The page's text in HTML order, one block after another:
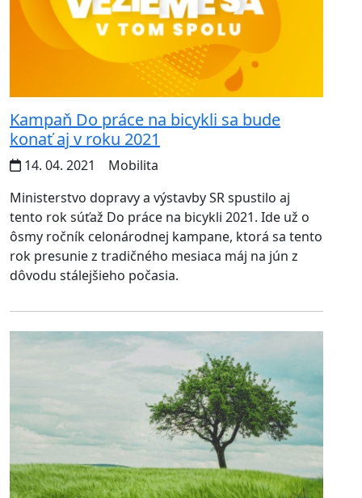
Kampaň Do práce na bicykli sa bude
konať aj v roku 2021
14. 04. 2021
Mobilita
Ministerstvo dopravy a výstavby SR spustilo aj
tento rok súťaž Do práce na bicykli 2021. Ide už o
ôsmy ročník celonárodnej kampane, ktorá sa tento
rok presunie z tradičného mesiaca máj na jún z
dôvodu stálejšieho počasia.